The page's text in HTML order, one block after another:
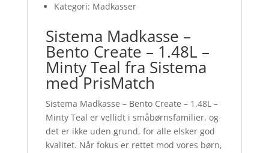
Kategori: Madkasser
Sistema Madkasse –
Bento Create – 1.48L –
Minty Teal fra Sistema
med PrisMatch
Sistema Madkasse – Bento Create – 1.48L –
Minty Teal er vellidt i småbørnsfamilier, og
det er ikke uden grund, for alle elsker god
kvalitet. Når fokus er rettet mod vores børn,